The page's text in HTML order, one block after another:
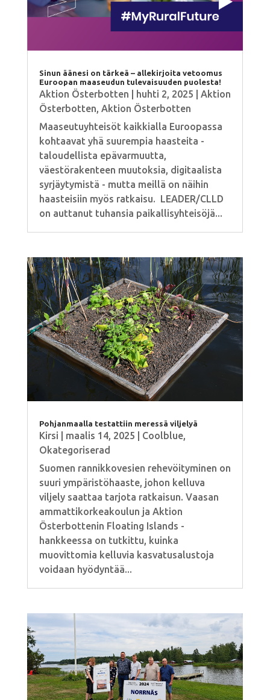
Sinun äänesi on tärkeä – allekirjoita vetoomus
Euroopan maaseudun tulevaisuuden puolesta!
Aktion Österbotten huhti 2, 2025
Aktion
Österbotten, Aktion Österbotten
Maaseutuyhteisöt kaikkialla Euroopassa
kohtaavat yhä suurempia haasteita -
taloudellista epävarmuutta,
väestörakenteen muutoksia, digitaalista
syrjäytymistä - mutta meillä on näihin
haasteisiin myös ratkaisu. LEADER/CLLD
on auttanut tuhansia paikallisyhteisöjä...
Pohjanmaalla testattiin meressä viljelyä
Kirsi maalis 14, 2025 Coolblue,
Okategoriserad
Suomen rannikkovesien rehevöityminen on
suuri ympäristöhaaste, johon kelluva
viljely saattaa tarjota ratkaisun. Vaasan
ammattikorkeakoulun ja Aktion
Österbottenin Floating Islands -
hankkeessa on tutkittu, kuinka
muovittomia kelluvia kasvatusalustoja
voidaan hyödyntää...